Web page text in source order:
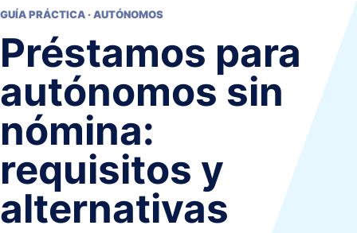
GUÍA PRÁCTICA · AUTÓNOMOS
Préstamos para
autónomos sin
nómina:
requisitos y
alternativas